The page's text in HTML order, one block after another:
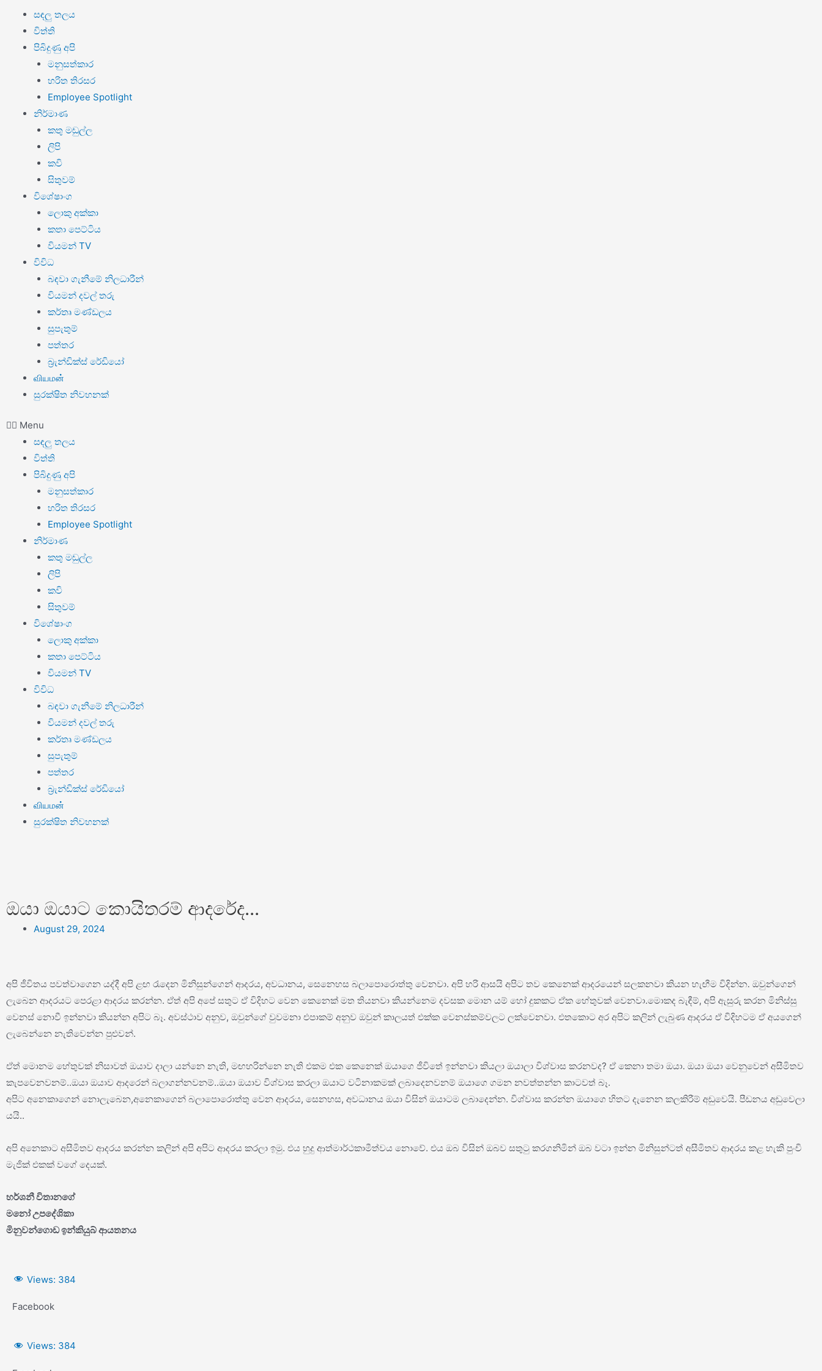
සඳලු තලය
විත්ති
පිබිදුණු අපි
මනුසත්කාර
හරිත තිරසර
Employee Spotlight
නිර්මාණ
කතු මඬුල්ල
ලිපි
කවි
සිතුවම්
විශේෂාංග
ලොකු අක්කා
කතා පෙට්ටිය
වියමන් TV
විවිධ
බඳවා ගැනීමේ නිලධාරීන්
වියමන් දවල් තරු
කර්තෘ මණ්ඩලය
සුපැතුම්
පත්තර
බ්‍රැන්ඩික්ස් රේඩියෝ
வியமன்
සුරක්ෂිත නිවහනක්
Menu
සඳලු තලය
විත්ති
පිබිදුණු අපි
මනුසත්කාර
හරිත තිරසර
Employee Spotlight
නිර්මාණ
කතු මඬුල්ල
ලිපි
කවි
සිතුවම්
විශේෂාංග
ලොකු අක්කා
කතා පෙට්ටිය
වියමන් TV
විවිධ
බඳවා ගැනීමේ නිලධාරීන්
වියමන් දවල් තරු
කර්තෘ මණ්ඩලය
සුපැතුම්
පත්තර
බ්‍රැන්ඩික්ස් රේඩියෝ
வியமன்
සුරක්ෂිත නිවහනක්
ඔයා ඔයාට කොයිතරම් ආදරේද...
August 29, 2024
අපි ජීවිතය පවත්වාගෙන යද්දී අපි ළඟ රැදෙන මිනිසුන්ගෙන් ආදරය, අවධානය, සෙනෙහස බලාපොරොත්තු වෙනවා. අපි හරි ආසයි අපිට තව කෙනෙක් ආදරයෙන් සලකනවා කියන හැඟීම විදින්න. ඔවුන්ගෙන්
ලැබෙන ආදරයට පෙරළා ආදරය කරන්න. ඒත් අපි අපේ සතුට ඒ විදිහට වෙන කෙනෙක් මත තියනවා කියන්නෙම දවසක මොන යම් හෝ දුකකට ඒක හේතුවක් වෙනවා.මොකද බැඳීම්, අපි ඇසුරු කරන මිනිස්සු
වෙනස් නොවී ඉන්නවා කියන්න අපිට බෑ. අවස්ථාව අනුව, ඔවුන්ගේ වුවමනා එපාකම් අනුව ඔවුන් කාලයත් එක්ක වෙනස්කම්වලට ලක්වෙනවා. එතකොට අර අපිට කලින් ලැබුණ ආදරය ඒ විදිහටම ඒ අයගෙන්
ලැබෙන්නෙ නැතිවෙන්න පුළුවන්.
ඒත් මොනම හේතුවක් නිසාවත් ඔයාව දාලා යන්නෙ නැති, මඟහරින්නෙ නැති එකම එක කෙනෙක් ඔයාගෙ ජීවිතේ ඉන්නවා කියලා ඔයාලා විශ්වාස කරනවද? ඒ කෙනා තමා ඔයා. ඔයා ඔයා වෙනුවෙන් අසීමිතව
කැපවෙනවනම්..ඔයා ඔයාව ආදරෙන් බලාගන්නවනම්..ඔයා ඔයාව විශ්වාස කරලා ඔයාට වටිනාකමක් ලබාදෙනවනම් ඔයාගෙ ගමන නවත්තන්න කාටවත් බෑ.
අපිට අනෙකාගෙන් නොලැබෙන,අනෙකාගෙන් බලාපොරොත්තු වෙන ආදරය, සෙනහස, අවධානය ඔයා විසින් ඔයාටම ලබාදෙන්න. විශ්වාස කරන්න ඔයාගෙ හිතට දැනෙන කලකිරීම් අඩුවෙයි. පීඩනය අඩුවෙලා
යයි..
අපි අනෙකාට අසීමිතව ආදරය කරන්න කලින් අපි අපිට ආදරය කරලා ඉමු. එය හුදු ආත්මාර්ථකාමීත්වය නොවේ. එය ඔබ විසින් ඔබව සතුටු කරගනිමින් ඔබ වටා ඉන්න මිනිසුන්ටත් අසීමිතව ආදරය කළ හැකි පුංචි
මැජික් එකක් වගේ දෙයක්.
හර්ශනී විතානගේ
මනෝ උපදේශිකා
මිනුවන්ගොඩ ඉන්කියුබ් ආයතනය
Views: 384
Facebook
Views: 384